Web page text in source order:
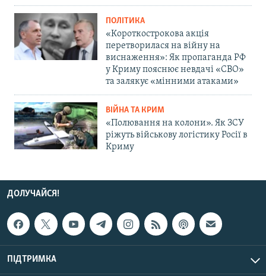
ПОЛІТИКА
«Короткострокова акція
перетворилася на війну на
виснаження»: Як пропаганда РФ
у Криму пояснює невдачі «СВО»
та залякує «мінними атаками»
ВІЙНА ТА КРИМ
«Полювання на колони». Як ЗСУ
ріжуть військову логістику Росії в
Криму
ДОЛУЧАЙСЯ!
ПІДТРИМКА